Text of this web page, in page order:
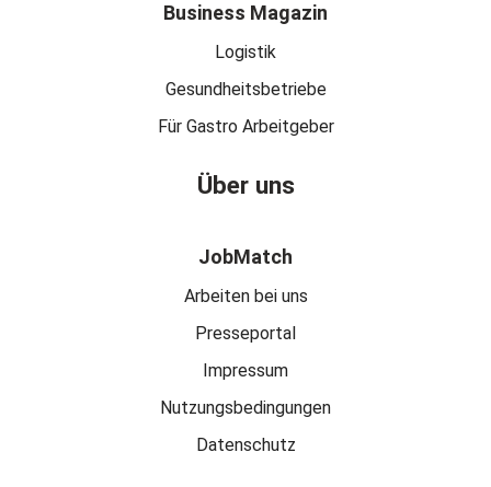
Business Magazin
Logistik
Gesundheitsbetriebe
Für Gastro Arbeitgeber
Über uns
JobMatch
Arbeiten bei uns
Presseportal
Impressum
Nutzungsbedingungen
Datenschutz